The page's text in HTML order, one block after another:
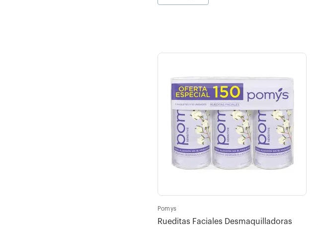
Pomys
Rueditas Faciales Desmaquilladoras